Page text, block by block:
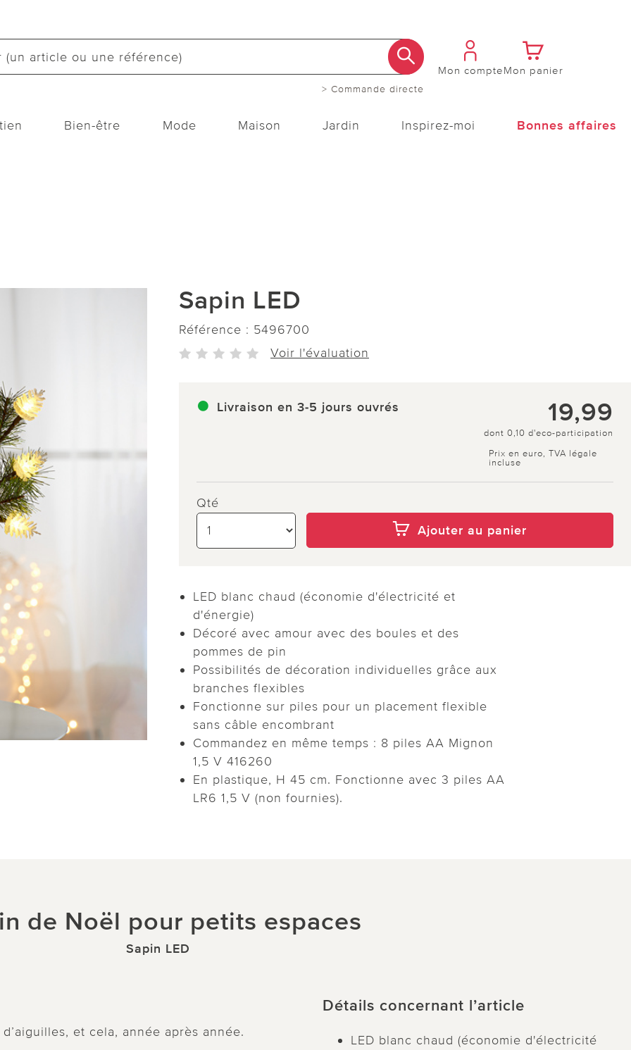
> Commande directe
Mon compteMon panier
Bien-être Mode Maison Jardin Inspirez-moi Bonnes affaires
Sapin LED
Référence : 5496700
Voir l'évaluation
Livraison en 3-5 jours ouvrés 19,99
dont 0,10 d'eco-participation
Prix en euro, TVA légale
incluse
Qté
Ajouter au panier
LED blanc chaud (économie d'électricité et
d'énergie)
Décoré avec amour avec des boules et des
pommes de pin
Possibilités de décoration individuelles grâce aux
branches flexibles
Fonctionne sur piles pour un placement flexible
sans câble encombrant
Commandez en même temps : 8 piles AA Mignon
1,5 V 416260
En plastique, H 45 cm. Fonctionne avec 3 piles AA
LR6 1,5 V (non fournies).
de Noël pour petits espaces
Sapin LED
et cela, année après année.
Détails concernant l’article
LED blanc chaud (économie d'électricité